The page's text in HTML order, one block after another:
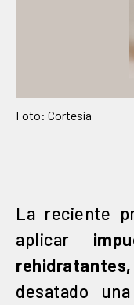
Foto: Cortesía
La reciente
aplicar
rehidratantes,
desatado